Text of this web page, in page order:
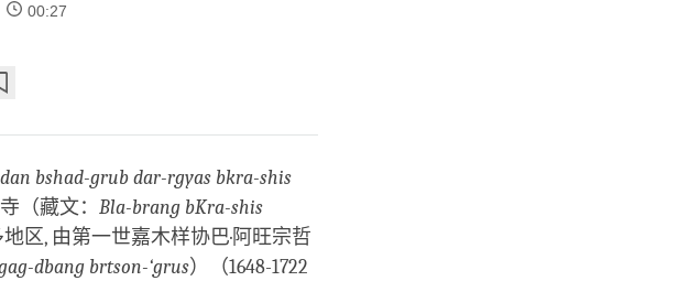
00:27
bshad-grub dar-rgyas bkra-shis
（藏文： Bla-brang bKra-shis
区, 由第一世嘉木样协巴·阿旺宗哲
dbang brtson-‘grus）（1648-1722